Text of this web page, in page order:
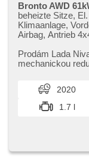
Bronto AWD
beheizte Sitze,
Klimaanlage,
Airbag, Antrieb
Prodám Lada
mechanickou
2020
1.7 l